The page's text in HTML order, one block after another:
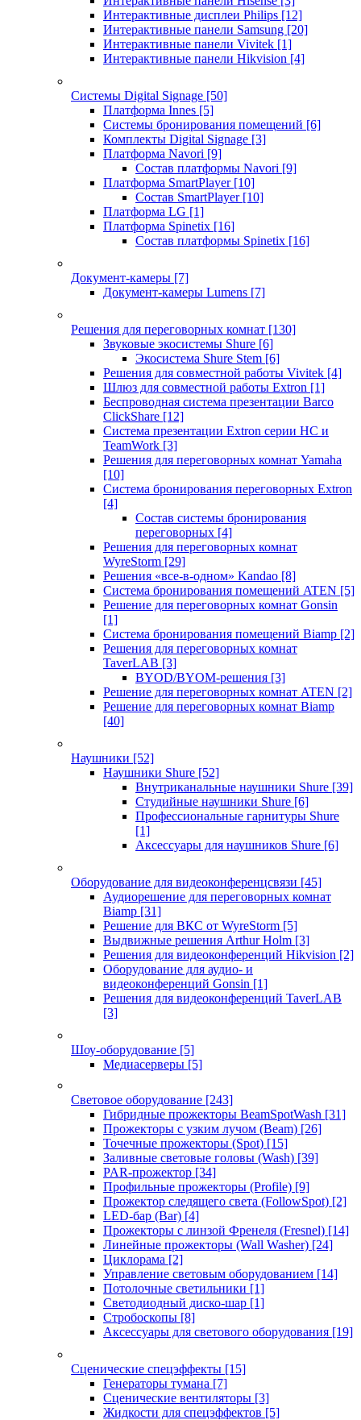
Интерактивные дисплеи Philips [12]
Интерактивные панели Samsung [20]
Интерактивные панели Vivitek [1]
Интерактивные панели Hikvision [4]
Системы Digital Signage [50]
Платформа Innes [5]
Системы бронирования помещений [6]
Комплекты Digital Signage [3]
Платформа Navori [9]
Состав платформы Navori [9]
Платформа SmartPlayer [10]
Состав SmartPlayer [10]
Платформа LG [1]
Платформа Spinetix [16]
Состав платформы Spinetix [16]
Документ-камеры [7]
Документ-камеры Lumens [7]
Решения для переговорных комнат [130]
Звуковые экосистемы Shure [6]
Экосистема Shure Stem [6]
Решения для совместной работы Vivitek [4]
Шлюз для совместной работы Extron [1]
Беспроводная система презентации Barco
ClickShare [12]
Система презентации Extron серии HC и
TeamWork [3]
Решения для переговорных комнат Yamaha
[10]
Система бронирования переговорных Extron
[4]
Состав системы бронирования
переговорных [4]
Решения для переговорных комнат
WyreStorm [29]
Решения «все-в-одном» Kandao [8]
Система бронирования помещений ATEN [5]
Решение для переговорных комнат Gonsin
[1]
Система бронирования помещений Biamp [2]
Решения для переговорных комнат
TaverLAB [3]
BYOD/BYOM-решения [3]
Решение для переговорных комнат ATEN [2]
Решение для переговорных комнат Biamp
[40]
Наушники [52]
Наушники Shure [52]
Внутриканальные наушники Shure [39]
Студийные наушники Shure [6]
Профессиональные гарнитуры Shure
[1]
Аксессуары для наушников Shure [6]
Оборудование для видеоконференцсвязи [45]
Аудиорешение для переговорных комнат
Biamp [31]
Решение для ВКС от WyreStorm [5]
Выдвижные решения Arthur Holm [3]
Решения для видеоконференций Hikvision [2]
Оборудование для аудио- и
видеоконференций Gonsin [1]
Решения для видеоконференций TaverLAB
[3]
Шоу-оборудование [5]
Медиасерверы [5]
Световое оборудование [243]
Гибридные прожекторы BeamSpotWash [31]
Прожекторы с узким лучом (Beam) [26]
Точечные прожекторы (Spot) [15]
Заливные световые головы (Wash) [39]
PAR-прожектор [34]
Профильные прожекторы (Profile) [9]
Прожектор следящего света (FollowSpot) [2]
LED-бар (Bar) [4]
Прожекторы с линзой Френеля (Fresnel) [14]
Линейные прожекторы (Wall Washer) [24]
Циклорама [2]
Управление световым оборудованием [14]
Потолочные светильники [1]
Светодиодный диско-шар [1]
Стробоскопы [8]
Аксессуары для светового оборудования [19]
Сценические спецэффекты [15]
Генераторы тумана [7]
Сценические вентиляторы [3]
Жидкости для спецэффектов [5]